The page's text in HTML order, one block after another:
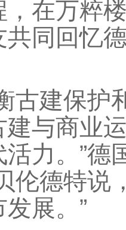
在万粹
共同回忆
建保护
与商业
力。”德
伦德特说
展。”